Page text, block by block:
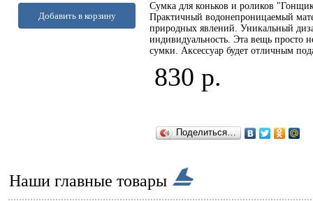
Добавить в корзину
Сумка для коньков и роликов
Практичный водонепроницаемый
природных явлений. Уникальный
индивидуальность. Эта вещь просто
сумки. Аксессуар будет отличным
830 р.
Поделиться…
Наши главные товары